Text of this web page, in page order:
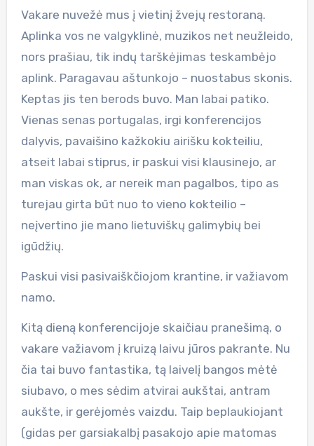
Vakare nuvežė mus į vietinį žvejų restoraną.
Aplinka vos ne valgyklinė, muzikos net neužleido,
nors prašiau, tik indų tarškėjimas teskambėjo
aplink. Paragavau aštunkojo – nuostabus skonis.
Keptas jis ten berods buvo. Man labai patiko.
Vienas senas portugalas, irgi konferencijos
dalyvis, pavaišino kažkokiu airišku kokteiliu,
atseit labai stiprus, ir paskui visi klausinejo, ar
man viskas ok, ar nereik man pagalbos, tipo as
turejau girta būt nuo to vieno kokteilio –
neįvertino jie mano lietuviškų galimybių bei
igūdžių.
Paskui visi pasivaiškčiojom krantine, ir važiavom
namo.
Kitą dieną konferencijoje skaičiau pranešimą, o
vakare važiavom į kruizą laivu jūros pakrante. Nu
čia tai buvo fantastika, tą laivelį bangos mėtė
siubavo, o mes sėdim atvirai aukštai, antram
aukšte, ir gerėjomės vaizdu. Taip beplaukiojant
(gidas per garsiakalbį pasakojo apie matomas